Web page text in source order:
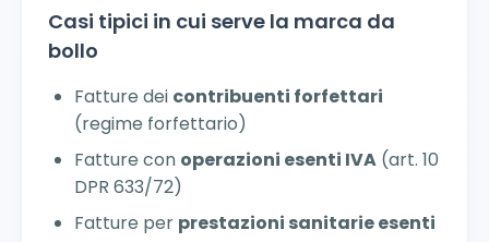
Casi tipici in cui serve la marca da
bollo
Fatture dei contribuenti forfettari
(regime forfettario)
Fatture con operazioni esenti IVA (art. 10
DPR 633/72)
Fatture per prestazioni sanitarie esenti